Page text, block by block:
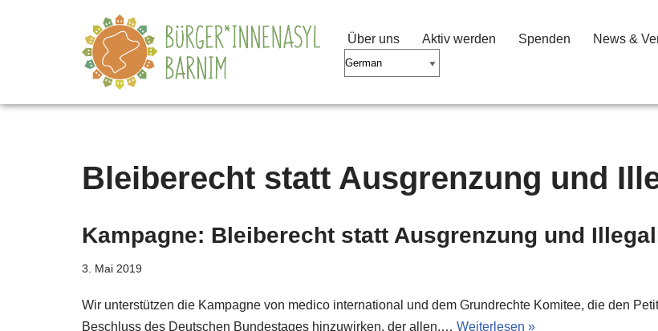
Über uns Aktiv werden Spenden News &
Bleiberecht statt Ausgrenzung und
Kampagne: Bleiberecht statt Ausgrenzung und
3. Mai 2019
Wir unterstützen die Kampagne von medico international und dem Grundrechte Komitee, die den
Beschluss des Deutschen Bundestages hinzuwirken, der allen,… Weiterlesen »